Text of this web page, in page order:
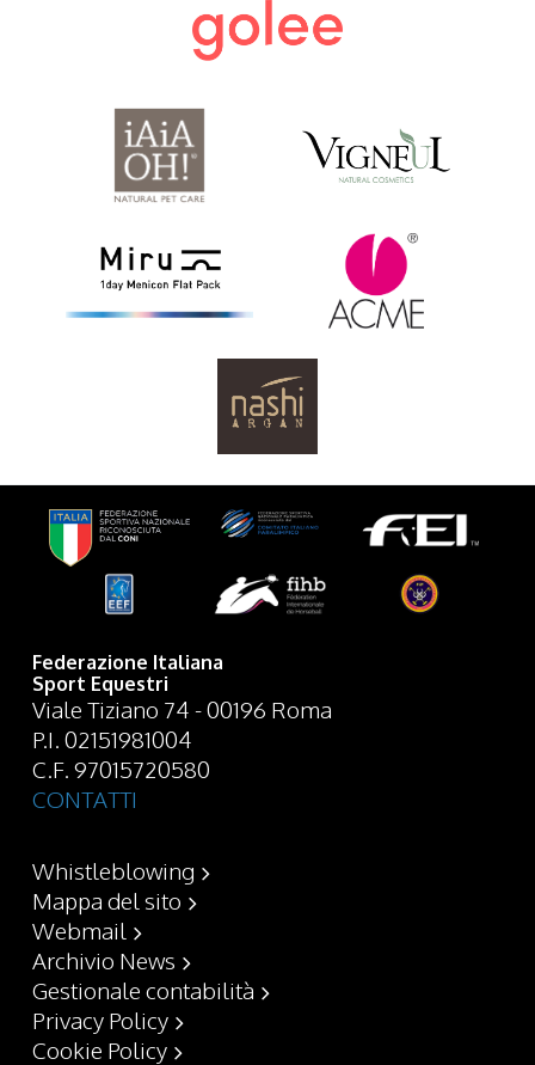
Federazione Italiana
Sport Equestri
Viale Tiziano 74 - 00196 Roma
P.I. 02151981004
C.F. 97015720580
CONTATTI
Whistleblowing
Mappa del sito
Webmail
Archivio News
Gestionale contabilità
Privacy Policy
Cookie Policy